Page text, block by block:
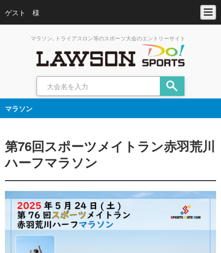
ゲスト 様
マラソン､トライアスロン等のスポーツ大会のエントリーサイト
マラソン
第76回スポーツメイトラン赤羽荒川
ハーフマラソン